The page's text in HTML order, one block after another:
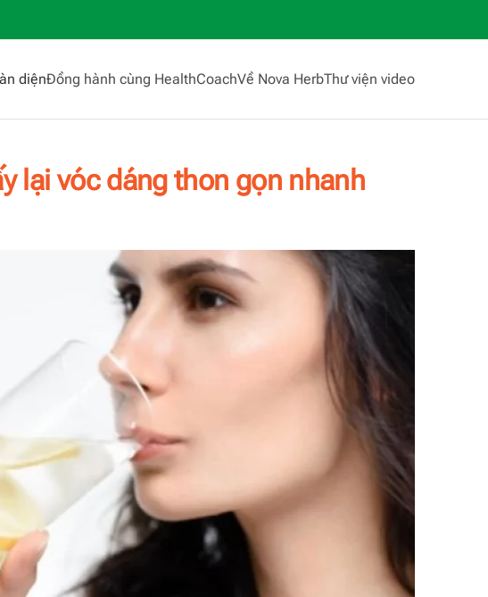
diệnĐồng hành cùng HealthCoachVề Nova HerbThư viện video
lại vóc dáng thon gọn nhanh